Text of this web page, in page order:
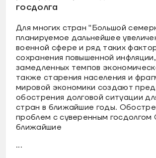
госдолга
Для многих стран "Большой
планируемое дальнейшее
военной сфере и ряд таких
сохранения повышенной инфляции,
замедленных темпов
также старения населения и
мировой экономики создают
обострения долговой ситуации
стран в ближайшие годы.
проблем с суверенным госдолгом
ближайшие
...